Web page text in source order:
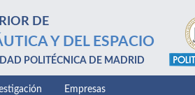
DE
Y DEL ESPACIO
POLITÉCNICA DE MADRID
Empresas